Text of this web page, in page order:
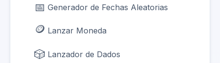
📅 Generador de Fechas Aleatorias
🪙 Lanzar Moneda
🎲 Lanzador de Dados